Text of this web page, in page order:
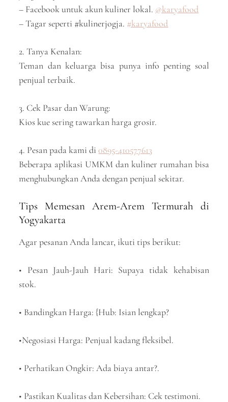
– Facebook untuk akun kuliner lokal. @karyafood
– Tagar seperti #kulinerjogja. #karyafood
2. Tanya Kenalan:
Teman dan keluarga bisa punya info penting soal
penjual terbaik.
3. Cek Pasar dan Warung:
Kios kue sering tawarkan harga grosir.
4. Pesan pada kami di0895-410577613
Beberapa aplikasi UMKM dan kuliner rumahan bisa
menghubungkan Anda dengan penjual sekitar.
Tips Memesan Arem-Arem Termurah di
Yogyakarta
Agar pesanan Anda lancar, ikuti tips berikut:
• Pesan Jauh-Jauh Hari: Supaya tidak kehabisan
stok.
• Bandingkan Harga: {Hub: Isian lengkap?
•Negosiasi Harga: Penjual kadang fleksibel.
• Perhatikan Ongkir: Ada biaya antar?.
• Pastikan Kualitas dan Kebersihan: Cek testimoni.